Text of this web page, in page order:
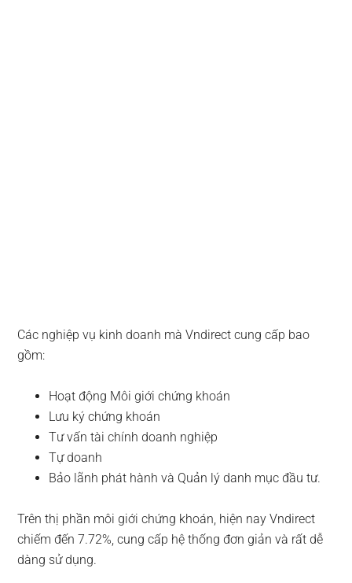
Các nghiệp vụ kinh doanh mà Vndirect cung cấp bao
gồm:
Hoạt động Môi giới chứng khoán
Lưu ký chứng khoán
Tư vấn tài chính doanh nghiệp
Tự doanh
Bảo lãnh phát hành và Quản lý danh mục đầu tư.
Trên thị phần môi giới chứng khoán, hiện nay Vndirect
chiếm đến 7.72%, cung cấp hệ thống đơn giản và rất dễ
dàng sử dụng.